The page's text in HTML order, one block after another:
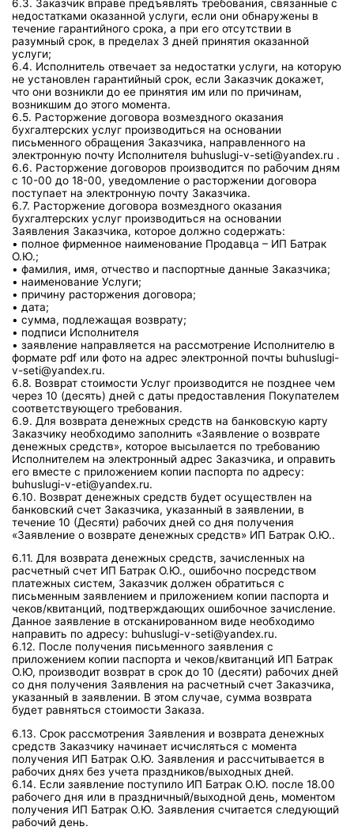
6.3. Заказчик вправе предъявлять требования, связанные с
недостатками оказанной услуги, если они обнаружены в
течение гарантийного срока, а при его отсутствии в
разумный срок, в пределах 3 дней принятия оказанной
услуги;
6.4. Исполнитель отвечает за недостатки услуги, на которую
не установлен гарантийный срок, если Заказчик докажет,
что они возникли до ее принятия им или по причинам,
возникшим до этого момента.
6.5. Расторжение договора возмездного оказания
бухгалтерских услуг производиться на основании
письменного обращения Заказчика, направленного на
электронную почту Исполнителя buhuslugi-v-seti@yandex.ru .
6.6. Расторжение договоров производится по рабочим дням
с 10-00 до 18-00, уведомление о расторжении договора
поступает на электронную почту Заказчика.
6.7. Расторжение договора возмездного оказания
бухгалтерских услуг производиться на основании
Заявления Заказчика, которое должно содержать:
• полное фирменное наименование Продавца – ИП Батрак
О.Ю.;
• фамилия, имя, отчество и паспортные данные Заказчика;
• наименование Услуги;
• причину расторжения договора;
• дата;
• сумма, подлежащая возврату;
• подписи Исполнителя
• заявление направляется на рассмотрение Исполнителю в
формате pdf или фото на адрес электронной почты buhuslugi-
v-seti@yandex.ru.
6.8. Возврат стоимости Услуг производится не позднее чем
через 10 (десять) дней с даты предоставления Покупателем
соответствующего требования.
6.9. Для возврата денежных средств на банковскую карту
Заказчику необходимо заполнить «Заявление о возврате
денежных средств», которое высылается по требованию
Исполнителем на электронный адрес Заказчика, и оправить
его вместе с приложением копии паспорта по адресу:
buhuslugi-v-eti@yandex.ru.
6.10. Возврат денежных средств будет осуществлен на
банковский счет Заказчика, указанный в заявлении, в
течение 10 (Десяти) рабочих дней со дня получения
«Заявление о возврате денежных средств» ИП Батрак О.Ю..
6.11. Для возврата денежных средств, зачисленных на
расчетный счет ИП Батрак О.Ю., ошибочно посредством
платежных систем, Заказчик должен обратиться с
письменным заявлением и приложением копии паспорта и
чеков/квитанций, подтверждающих ошибочное зачисление.
Данное заявление в отсканированном виде необходимо
направить по адресу: buhuslugi-v-seti@yandex.ru.
6.12. После получения письменного заявления с
приложением копии паспорта и чеков/квитанций ИП Батрак
О.Ю, производит возврат в срок до 10 (десяти) рабочих дней
со дня получения 3аявления на расчетный счет Заказчика,
указанный в заявлении. В этом случае, сумма возврата
будет равняться стоимости Заказа.
6.13. Срок рассмотрения Заявления и возврата денежных
средств Заказчику начинает исчисляться с момента
получения ИП Батрак О.Ю. Заявления и рассчитывается в
рабочих днях без учета праздников/выходных дней.
6.14. Если заявление поступило ИП Батрак О.Ю. после 18.00
рабочего дня или в праздничный/выходной день, моментом
получения ИП Батрак О.Ю. Заявления считается следующий
рабочий день.